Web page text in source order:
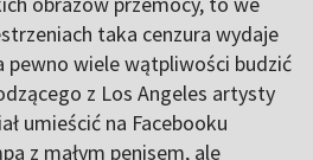
taka cenzura wydaje
pewno wiele wątpliwości budzić
z Los Angeles artysty
umieścić na Facebooku
z małym penisem, ale